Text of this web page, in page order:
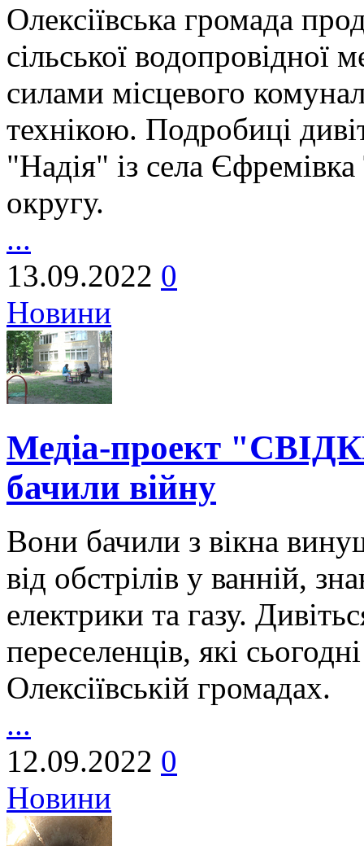
Олексіївська громада
сільської водопровідної
силами місцевого
технікою. Подробиці
"Надія" із села
округу.
...
13.09.2022 0
Новини
Медіа-проект
бачили війну
Вони бачили з вікна
від обстрілів у ванній,
електрики та газу.
переселенців, які
Олексіївській громадах.
...
12.09.2022 0
Новини